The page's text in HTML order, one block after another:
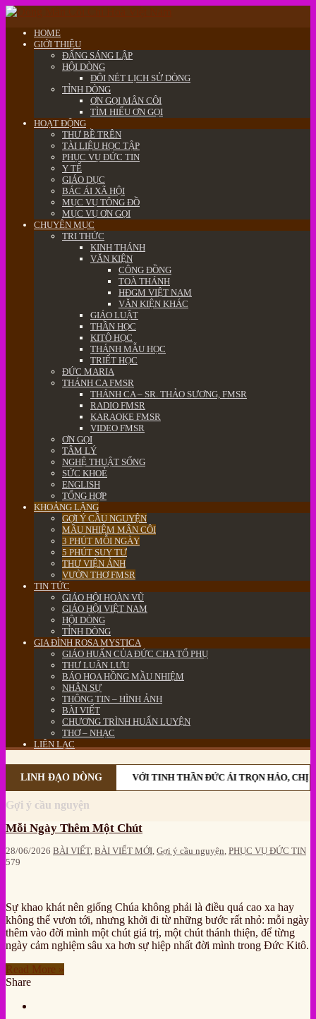
HOME
GIỚI THIỆU
ĐẤNG SÁNG LẬP
HỘI DÒNG
ĐÔI NÉT LỊCH SỬ DÒNG
TỈNH DÒNG
ƠN GỌI MÂN CÔI
TÌM HIỂU ƠN GỌI
HOẠT ĐỘNG
THƯ BỀ TRÊN
TÀI LIỆU HỌC TẬP
PHỤC VỤ ĐỨC TIN
Y TẾ
GIÁO DỤC
BÁC ÁI XÃ HỘI
MỤC VỤ TÔNG ĐỒ
MỤC VỤ ƠN GỌI
CHUYÊN MỤC
TRI THỨC
KINH THÁNH
VĂN KIỆN
CÔNG ĐỒNG
TOÀ THÁNH
HĐGM VIỆT NAM
VĂN KIỆN KHÁC
GIÁO LUẬT
THẦN HỌC
KITÔ HỌC
THÁNH MẪU HỌC
TRIẾT HỌC
ĐỨC MARIA
THÁNH CA FMSR
THÁNH CA – SR. THẢO SƯƠNG, FMSR
RADIO FMSR
KARAOKE FMSR
VIDEO FMSR
ƠN GỌI
TÂM LÝ
NGHỆ THUẬT SỐNG
SỨC KHOẺ
ENGLISH
TỔNG HỢP
KHOẢNG LẶNG
GỢI Ý CẦU NGUYỆN
MẦU NHIỆM MÂN CÔI
3 PHÚT MỖI NGÀY
5 PHÚT SUY TƯ
THƯ VIỆN ẢNH
VƯỜN THƠ FMSR
TIN TỨC
GIÁO HỘI HOÀN VŨ
GIÁO HỘI VIỆT NAM
HỘI DÒNG
TỈNH DÒNG
GIA ĐÌNH ROSA MYSTICA
GIÁO HUẤN CỦA ĐỨC CHA TỔ PHỤ
THƯ LUÂN LƯU
BÁO HOA HỒNG MẦU NHIỆM
NHÂN SỰ
THÔNG TIN – HÌNH ẢNH
BÀI VIẾT
CHƯƠNG TRÌNH HUẤN LUYỆN
THƠ – NHẠC
LIÊN LẠC
LINH ĐẠO DÒNG VỚI TINH THẦN ĐỨC ÁI TRỌN HẢO, CHỊ
Gợi ý cầu nguyện
Mỗi Ngày Thêm Một Chút
28/06/2026 BÀI VIẾT, BÀI VIẾT MỚI Gợi ý cầu nguyện PHỤC VỤ ĐỨC TIN
579
Sự khao khát nên giống Chúa không phải là điều quá cao xa hay
không thể vươn tới, nhưng khởi đi từ những bước rất nhỏ: mỗi ngày
thêm vào đời mình một chút giá trị, một chút thánh thiện, để từng
ngày cảm nghiệm sâu xa hơn sự hiệp nhất đời mình trong Đức Kitô.
Read More »
Share